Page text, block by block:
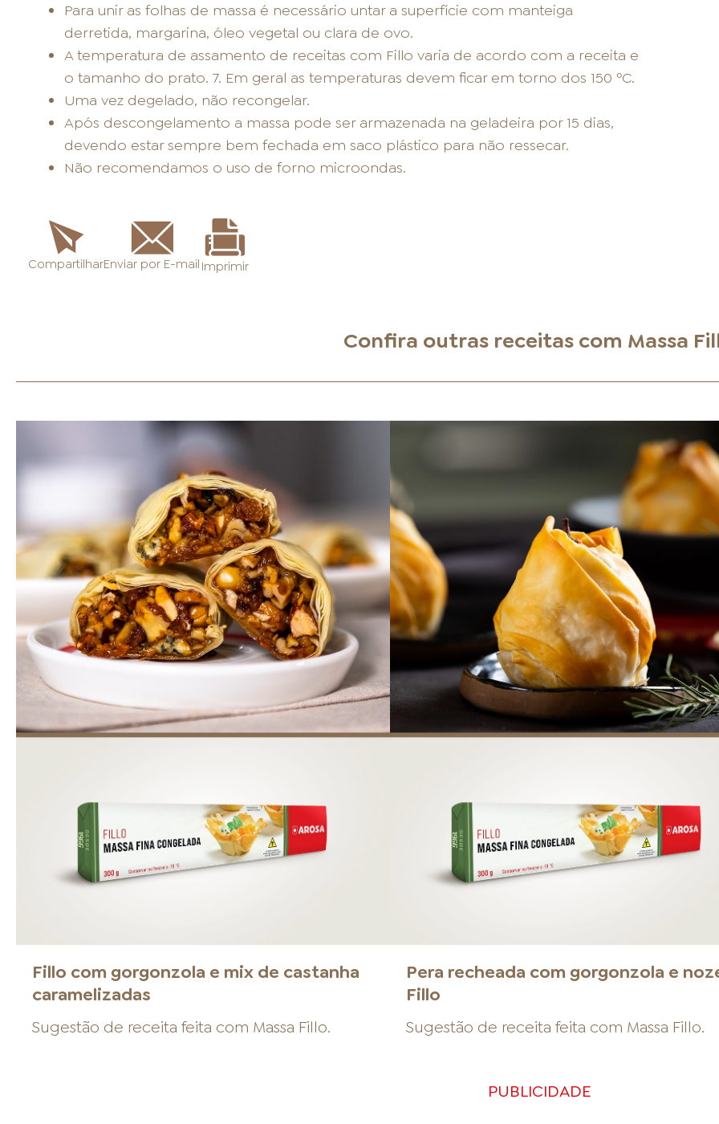
Para unir as folhas de massa é necessário untar a superfície com manteiga
derretida, margarina, óleo vegetal ou clara de ovo.
A temperatura de assamento de receitas com Fillo varia de acordo com a receita e
o tamanho do prato. 7. Em geral as temperaturas devem ficar em torno dos 150 ºC.
Uma vez degelado, não recongelar.
Após descongelamento a massa pode ser armazenada na geladeira por 15 dias,
devendo estar sempre bem fechada em saco plástico para não ressecar.
Não recomendamos o uso de forno microondas.
CompartilharEnviar por E-mail Imprimir
Confira outras receitas com Massa
Fillo com gorgonzola e mix de castanha
caramelizadas
Sugestão de receita feita com Massa Fillo.
Pera recheada com gorgonzola e
Fillo
Sugestão de receita feita com Massa Fillo.
PUBLICIDADE